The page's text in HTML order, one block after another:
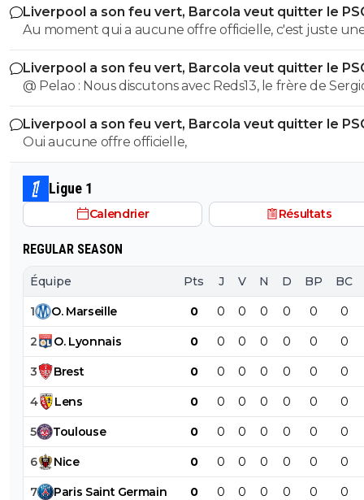
meme qu il va se contredire, j ai rarement vu ça
Liverpool a son feu vert, Barcola veut quitter le
Au moment qui a aucune offre officielle, c'est juste
rumeur en bois, c'est pas compliqué
Liverpool a son feu vert, Barcola veut quitter le
@ Pelao : Nous discutons avec Reds13, le frère de
est aussi idiot que l'autre.
Liverpool a son feu vert, Barcola veut quitter le
Oui aucune offre officielle,
Ligue 1
Calendrier Résultats
REGULAR SEASON
Équipe Pts J V N D BP BC
1 O. Marseille 0 0 0 0 0 0 0
2 O. Lyonnais 0 0 0 0 0 0 0
3 Brest 0 0 0 0 0 0 0
4 Lens 0 0 0 0 0 0 0
5 Toulouse 0 0 0 0 0 0 0
6 Nice 0 0 0 0 0 0 0
7 Paris Saint Germain 0 0 0 0 0 0 0